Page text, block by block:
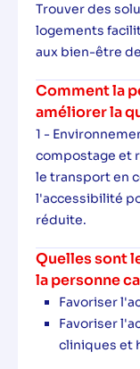
Trouver des
logements
aux bien-être
Comment la
améliorer la
1 -
compostage et
le transport en
l'accessibilité
réduite.
Quelles sont
la personne
Favoriser
Favoriser
cliniques et